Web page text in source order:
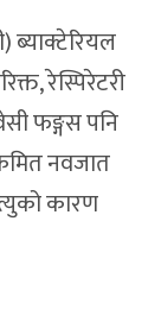
ब्याक्टेरियल
रेस्पिरेटरी
फङ्गस पनि
नवजात
कारण